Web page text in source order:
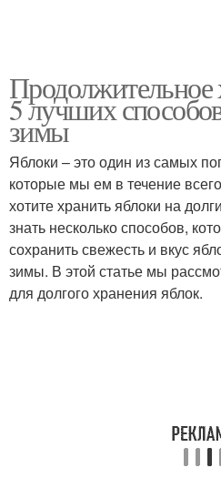
Продолжительное
5 лучших
зимы
Яблоки – это один из самых
которые мы ем в течение
хотите хранить яблоки на
знать несколько способов,
сохранить свежесть и вкус
зимы. В этой статье мы
для долгого хранения яблок.